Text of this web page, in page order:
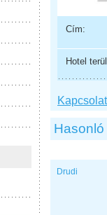
Cím:
Hotel
Drudi